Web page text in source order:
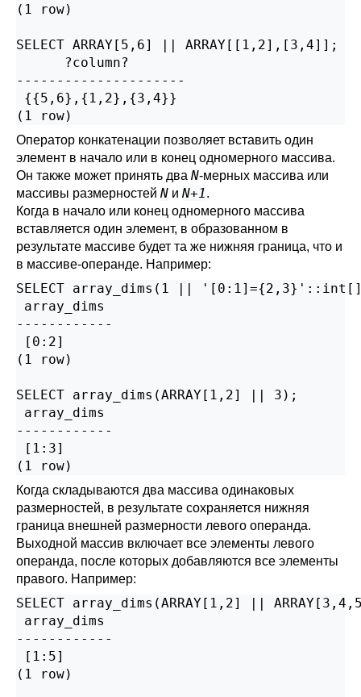
(1 row)
SELECT ARRAY[5,6] || ARRAY[[1,2],[3,4]];
      ?column?
---------------------
{{5,6},{1,2},{3,4}}
(1 row)
Оператор конкатенации позволяет вставить один
элемент в начало или в конец одномерного массива.
Он также может принять два N-мерных массива или
массивы размерностей N и N+1.
Когда в начало или конец одномерного массива
вставляется один элемент, в образованном в
результате массиве будет та же нижняя граница, что и
в массиве-операнде. Например:
SELECT array_dims(1 ||
array_dims
------------
[0:2]
(1 row)
SELECT array_dims(ARRAY[1,2] || 3);
array_dims
------------
[1:3]
(1 row)
Когда складываются два массива одинаковых
размерностей, в результате сохраняется нижняя
граница внешней размерности левого операнда.
Выходной массив включает все элементы левого
операнда, после которых добавляются все элементы
правого. Например:
SELECT array_dims(ARRAY[1,2] ||
array_dims
------------
[1:5]
(1 row)